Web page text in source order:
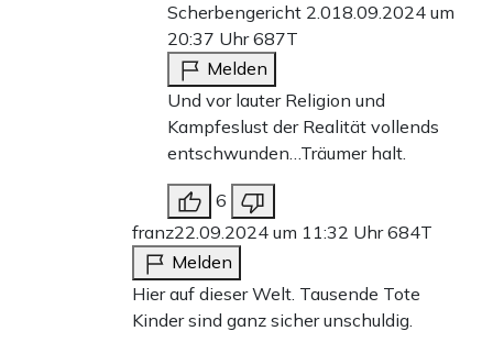
Scherbengericht 2.018.09.2024 um
20:37 Uhr687T
Melden
Und vor lauter Religion und
Kampfeslust der Realität vollends
entschwunden…Träumer halt.
6
franz22.09.2024 um 11:32 Uhr684T
Melden
Hier auf dieser Welt. Tausende Tote
Kinder sind ganz sicher unschuldig.